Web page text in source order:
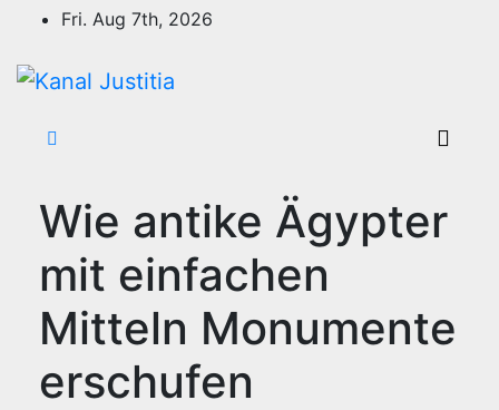
content
Fri. Aug 7th, 2026
Wie antike Ägypter
mit einfachen
Mitteln Monumente
erschufen